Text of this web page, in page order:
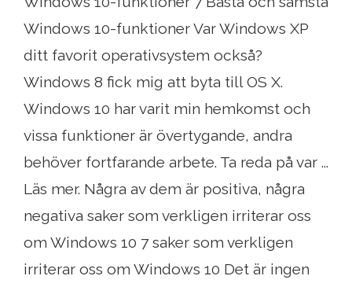
Windows 10-funktioner Var Windows XP
ditt favorit operativsystem också?
Windows 8 fick mig att byta till OS X.
Windows 10 har varit min hemkomst och
vissa funktioner är övertygande, andra
behöver fortfarande arbete. Ta reda på var ...
Läs mer. Några av dem är positiva, några
negativa saker som verkligen irriterar oss
om Windows 10 7 saker som verkligen
irriterar oss om Windows 10 Det är ingen